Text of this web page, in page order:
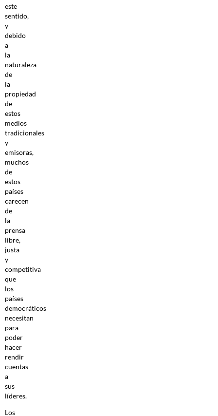
este
sentido,
y
debido
a
la
naturaleza
de
la
propiedad
de
estos
medios
tradicionales
y
emisoras,
muchos
de
estos
países
carecen
de
la
prensa
libre,
justa
y
competitiva
que
los
países
democráticos
necesitan
para
poder
hacer
rendir
cuentas
a
sus
líderes.
Los